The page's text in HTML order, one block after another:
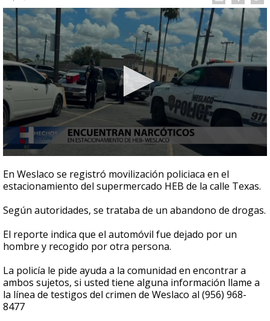
seconds
of
37
En Weslaco se registró movilización policiaca en el
estacionamiento del supermercado HEB de la calle Texas.
Según autoridades, se trataba de un abandono de drogas.
El reporte indica que el automóvil fue dejado por un
hombre y recogido por otra persona.
La policía le pide ayuda a la comunidad en encontrar a
ambos sujetos, si usted tiene alguna información llame a
la línea de testigos del crimen de Weslaco al (956) 968-
8477